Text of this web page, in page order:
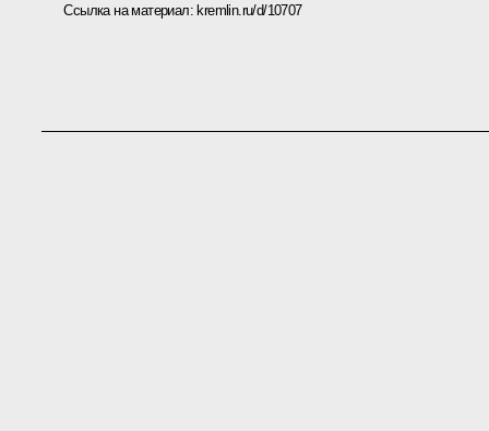
Ссылка на материал: kremlin.ru/d/10707